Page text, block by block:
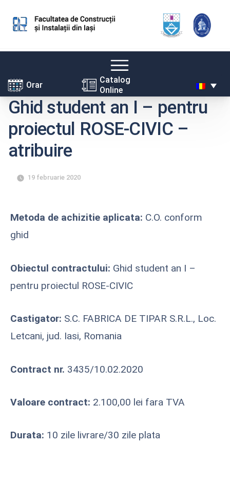
Skip
content
Orar
Catalog
Online
Ghid student an I – pentru
proiectul ROSE-CIVIC –
atribuire
19 februarie 2020
Metoda de achizitie aplicata: C.O. conform
ghid
Obiectul contractului: Ghid student an I –
pentru proiectul ROSE-CIVIC
Castigator: S.C. FABRICA DE TIPAR S.R.L., Loc.
Letcani, jud. Iasi, Romania
Contract nr. 3435/10.02.2020
Valoare contract: 2.100,00 lei fara TVA
Durata: 10 zile livrare/30 zile plata